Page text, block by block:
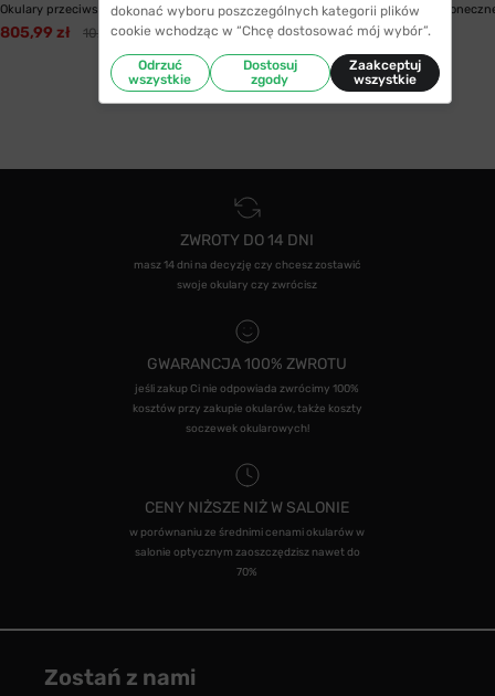
Okulary przeciwsłoneczne Dior LADYDIORSTUDS...
805,99 zł 1028,99 zł
Okulary
892,99 zł
ZWROTY DO 14 DNI
masz 14 dni na decyzję czy chcesz zostawić
swoje okulary czy zwrócisz
GWARANCJA 100% ZWROTU
jeśli zakup Ci nie odpowiada zwrócimy 100%
kosztów przy zakupie okularów, także koszty
soczewek okularowych!
CENY NIŻSZE NIŻ W SALONIE
w porównaniu ze średnimi cenami okularów w
salonie optycznym zaoszczędzisz nawet do
70%
Zostań z nami
dokonać wyboru poszczególnych kategorii plików
cookie wchodząc w “Chcę dostosować mój wybór”.
Odrzuć
wszystkie
Dostosuj
zgody
Zaakceptuj
wszystkie